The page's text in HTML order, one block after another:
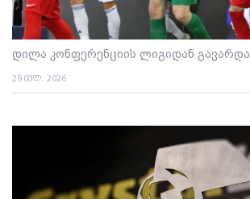
დილა კონფერენციის ლიგიდან გავარდა
29 ივლ. 2026